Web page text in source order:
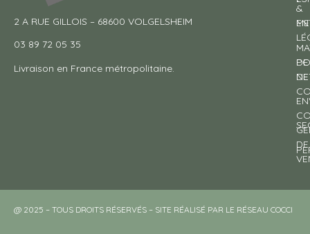
2 A RUE GILLOIS – 68600 VOLGELSHEIM
03 89 72 05 35
Livraison en France métropolitaine.
&
DE
DE
DE
@ 2025 – TOUS DROITS RÉSERVÉS – SITE RÉALISÉ PAR LE RÉSEAU COCCI